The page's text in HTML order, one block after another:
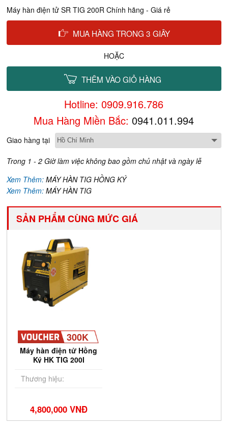
Máy hàn điện tử SR TIG 200R Chính hãng - Giá rẻ
MUA HÀNG TRONG 3 GIÂY
HOẶC
THÊM VÀO GIỎ HÀNG
Hotline: 0909.916.786
Mua Hàng Miền Bắc: 0941.011.994
Giao hàng tại
Trong 1 - 2 Giờ làm việc không bao gồm chủ nhật và ngày lễ
Xem Thêm:MÁY HÀN TIG HỒNG KÝ
Xem Thêm:MÁY HÀN TIG
SẢN PHẨM CÙNG MỨC GIÁ
300K
Máy hàn điện tử Hồng
Ký HK TIG 200I
Thương hiệu:
4,800,000 VNĐ